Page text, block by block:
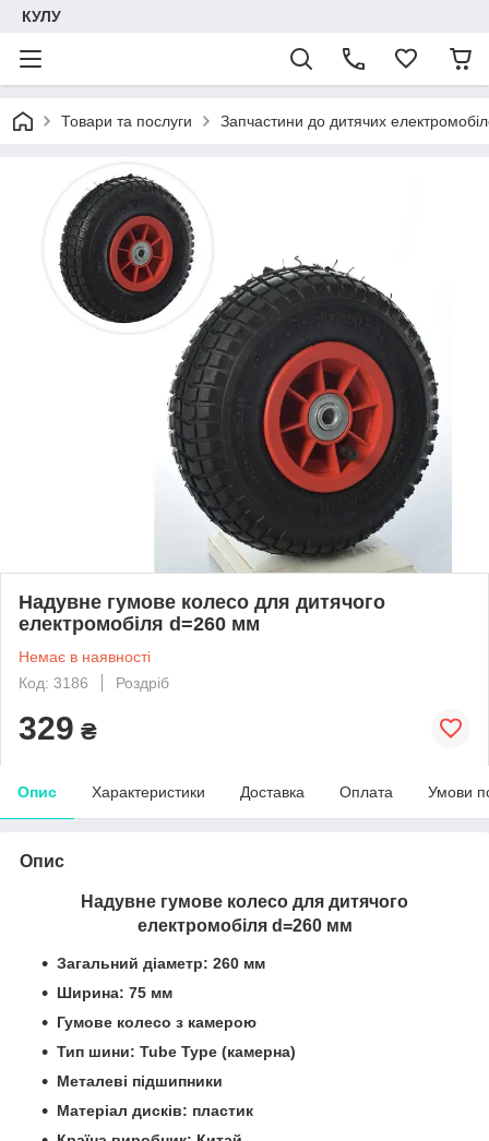
КУЛУ
Товари та послуги Запчастини до дитячих
Надувне гумове колесо для дитячого
електромобіля d=260 мм
Немає в наявності
Код: 3186
Роздріб
329 ₴
Опис Характеристики Доставка Оплата Умови
Опис
Надувне гумове колесо для дитячого
електромобіля d=260 мм
Загальний діаметр: 260 мм
Ширина: 75 мм
Гумове колесо з камерою
Тип шини: Tube Type (камерна)
Металеві підшипники
Матеріал дисків: пластик